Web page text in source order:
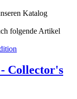
Katalog
folgende Artikel
Collector's